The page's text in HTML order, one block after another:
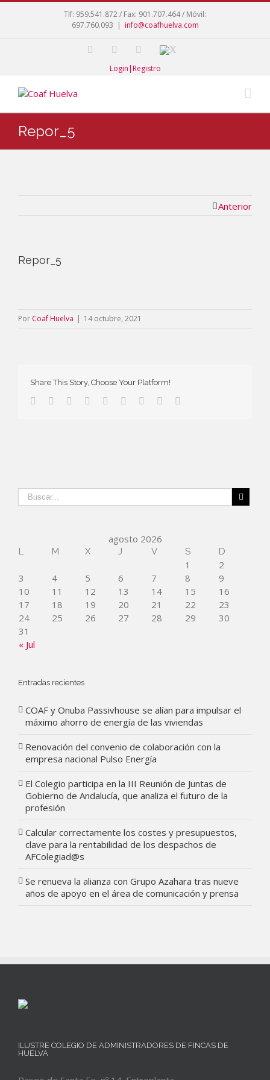
Tlf: 959.541.872 / Fax: 901.707.464 / Móvil:
697.760.093 | info@coafhuelva.com
Login|Registro
Repor_5
Anterior
Repor_5
Por Coaf Huelva | 14 octubre, 2021
Share This Story, Choose Your Platform!
agosto 2026
L M X J V S D
« Jul
1
2
3
4 5 6 7 8
9
10
11 12 13 14 15
16
17
18 19 20 21 22
23
24
25 26 27 28 29
30
31
Entradas recientes
COAF y Onuba Passivhouse se alían para impulsar el
máximo ahorro de energía de las viviendas
Renovación del convenio de colaboración con la
empresa nacional Pulso Energía
El Colegio participa en la III Reunión de Juntas de
Gobierno de Andalucía, que analiza el futuro de la
profesión
Calcular correctamente los costes y presupuestos,
clave para la rentabilidad de los despachos de
AFColegiad@s
Se renueva la alianza con Grupo Azahara tras nueve
años de apoyo en el área de comunicación y prensa
ILUSTRE COLEGIO DE ADMINISTRADORES DE FINCAS DE
HUELVA